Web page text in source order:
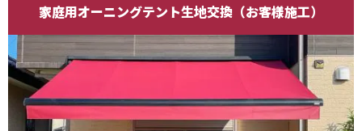
家庭用オーニングテント生地交換（お客様施工）